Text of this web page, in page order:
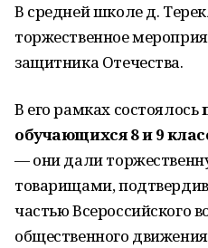
В средней школе д.
торжественное
защитника Отечества.
В его рамках состоялось
обучающихся 8 и 9
— они дали
товарищами,
частью Всероссийского
общественного